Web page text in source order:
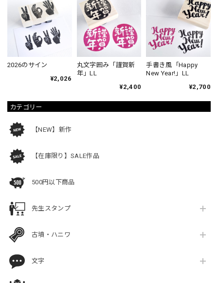
カテゴリー
【NEW】新作
【在庫限り】SALE作品
500円以下商品
先生スタンプ
古墳・ハニワ
文字
2026のサイン
¥2,026
丸文字囲み「謹賀新
年」LL
¥2,400
手書き風「Happy
New Year!」LL
¥2,700